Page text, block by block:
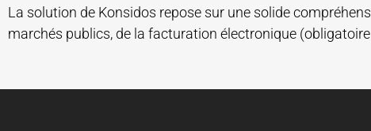
La solution de Konsidos repose sur une solide
marchés publics, de la facturation électronique